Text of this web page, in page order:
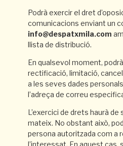
Podrà exercir el dret
comunicacions enviant un
info@despatxmila.com
llista de distribució.
En qualsevol moment,
rectificació, limitació,
a les seves dades
l’adreça de correu
L’exercici de drets haurà de
mateix. No obstant això,
persona autoritzada com a